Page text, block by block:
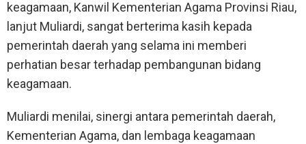
keagamaan, Kanwil Kementerian Agama Provinsi Riau,
lanjut Muliardi, sangat berterima kasih kepada
pemerintah daerah yang selama ini memberi
perhatian besar terhadap pembangunan bidang
keagamaan.
Muliardi menilai, sinergi antara pemerintah daerah,
Kementerian Agama, dan lembaga keagamaan